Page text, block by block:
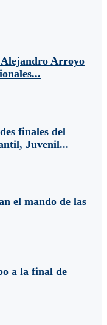
Arroyo
finales del
Juvenil...
el mando de las
a la final de